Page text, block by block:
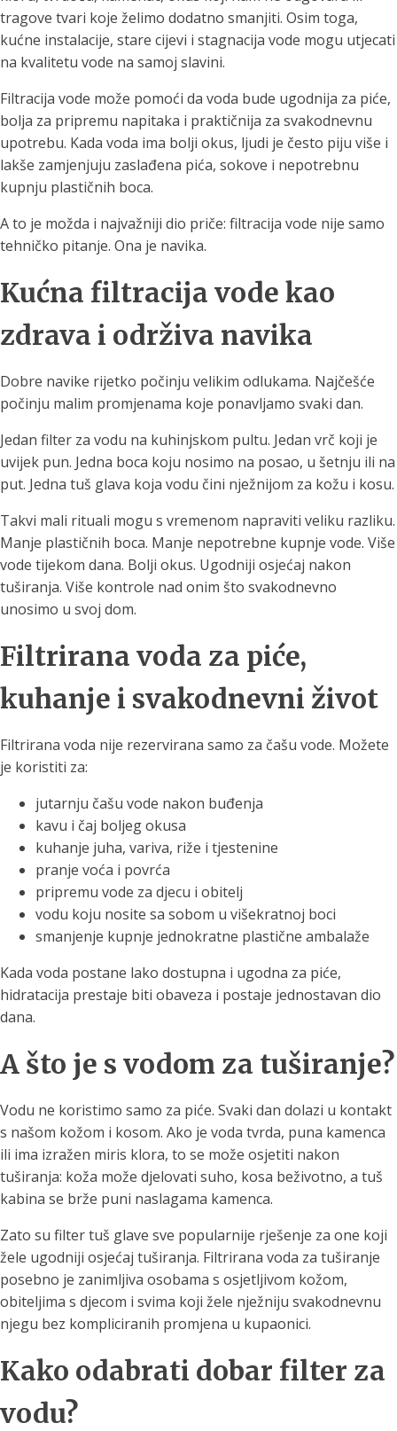
tragove tvari koje želimo dodatno smanjiti. Osim toga,
kućne instalacije, stare cijevi i stagnacija vode mogu utjecati
na kvalitetu vode na samoj slavini.
Filtracija vode može pomoći da voda bude ugodnija za piće,
bolja za pripremu napitaka i praktičnija za svakodnevnu
upotrebu. Kada voda ima bolji okus, ljudi je često piju više i
lakše zamjenjuju zaslađena pića, sokove i nepotrebnu
kupnju plastičnih boca.
A to je možda i najvažniji dio priče: filtracija vode nije samo
tehničko pitanje. Ona je navika.
Kućna filtracija vode kao
zdrava i održiva navika
Dobre navike rijetko počinju velikim odlukama. Najčešće
počinju malim promjenama koje ponavljamo svaki dan.
Jedan filter za vodu na kuhinjskom pultu. Jedan vrč koji je
uvijek pun. Jedna boca koju nosimo na posao, u šetnju ili na
put. Jedna tuš glava koja vodu čini nježnijom za kožu i kosu.
Takvi mali rituali mogu s vremenom napraviti veliku razliku.
Manje plastičnih boca. Manje nepotrebne kupnje vode. Više
vode tijekom dana. Bolji okus. Ugodniji osjećaj nakon
tuširanja. Više kontrole nad onim što svakodnevno
unosimo u svoj dom.
Filtrirana voda za piće,
kuhanje i svakodnevni život
Filtrirana voda nije rezervirana samo za čašu vode. Možete
je koristiti za:
jutarnju čašu vode nakon buđenja
kavu i čaj boljeg okusa
kuhanje juha, variva, riže i tjestenine
pranje voća i povrća
pripremu vode za djecu i obitelj
vodu koju nosite sa sobom u višekratnoj boci
smanjenje kupnje jednokratne plastične ambalaže
Kada voda postane lako dostupna i ugodna za piće,
hidratacija prestaje biti obaveza i postaje jednostavan dio
dana.
A što je s vodom za tuširanje?
Vodu ne koristimo samo za piće. Svaki dan dolazi u kontakt
s našom kožom i kosom. Ako je voda tvrda, puna kamenca
ili ima izražen miris klora, to se može osjetiti nakon
tuširanja: koža može djelovati suho, kosa beživotno, a tuš
kabina se brže puni naslagama kamenca.
Zato su filter tuš glave sve popularnije rješenje za one koji
žele ugodniji osjećaj tuširanja. Filtrirana voda za tuširanje
posebno je zanimljiva osobama s osjetljivom kožom,
obiteljima s djecom i svima koji žele nježniju svakodnevnu
njegu bez kompliciranih promjena u kupaonici.
Kako odabrati dobar filter za
vodu?